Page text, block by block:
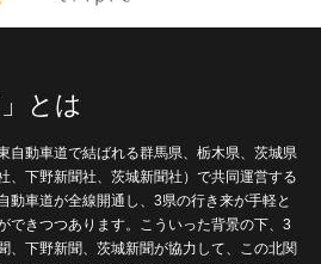
とは
自動車道で結ばれる群馬県、栃木県、茨城県
、下野新聞社、茨城新聞社）で共同運営する
動車道が全線開通し、3県の行き来が手軽と
できつつあります。こういった背景の下、3
、下野新聞、茨城新聞が協力して、この北関